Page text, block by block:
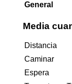
General
Media
Distancia
Caminar
Espera